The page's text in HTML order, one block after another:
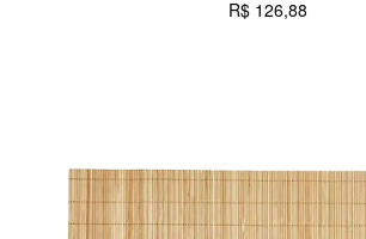
R$ 126,88